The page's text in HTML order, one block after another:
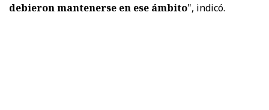
debieron mantenerse en ese ámbito", indicó.